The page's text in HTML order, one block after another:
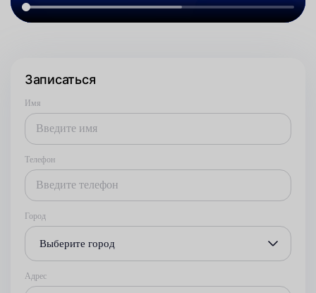
Записаться
Имя
Телефон
Город
Выберите город
Адрес